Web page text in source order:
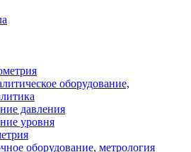
оборудование,
давления
уровня
оборудование, метрология